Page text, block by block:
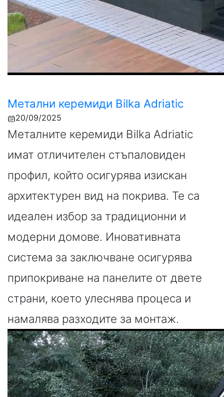
Метални керемиди Bilka Adriatic
20/09/2025
Металните керемиди Bilka Adriatic
имат отличителен стъпаловиден
профил, който осигурява изискан
архитектурен вид на покрива. Те са
идеален избор за традиционни и
модерни домове. Иновативната
система за заключване осигурява
припокриване на панелите от двете
страни, което улеснява процеса и
намалява разходите за монтаж.